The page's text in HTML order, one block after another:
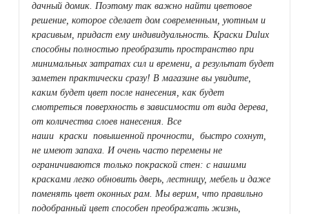
дачный домик. Поэтому так важно найти цветовое
решение, которое сделает дом современным, уютным и
красивым, придаст ему индивидуальность. Краски Dulux
способны полностью преобразить пространство при
минимальных затратах сил и времени, а результат будет
заметен практически сразу! В магазине вы увидите,
каким будет цвет после нанесения, как будет
смотреться поверхность в зависимости от вида дерева,
от количества слоев нанесения. Все
наши краски повышенной прочности, быстро сохнут,
не имеют запаха. И очень часто перемены не
ограничиваются только покраской стен: с нашими
красками легко обновить дверь, лестницу, мебель и даже
поменять цвет оконных рам. Мы верим, что правильно
подобранный цвет способен преображать жизнь,